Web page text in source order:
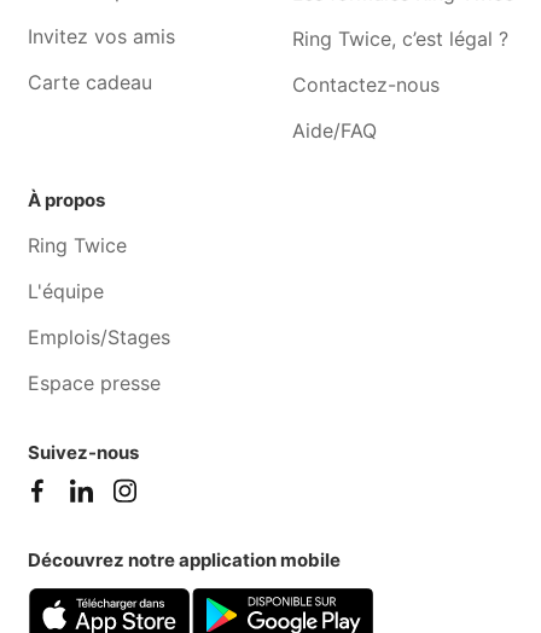
Cours de cuisine Embourg
Invitez vos amis
Carte cadeau
Ring Twice, c’est légal ?
Contactez-nous
Aide/FAQ
À propos
Ring Twice
L'équipe
Emplois/Stages
Espace presse
Suivez-nous
Découvrez notre application mobile